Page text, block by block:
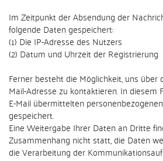
Im Zeitpunkt der Absendung der
folgende Daten gespeichert:
(1) Die IP-Adresse des Nutzers
(2) Datum und Uhrzeit der Registrierung
Ferner besteht die Möglichkeit, uns über
Mail-Adresse zu kontaktieren. In diesem
E-Mail übermittelten
gespeichert.
Eine Weitergabe Ihrer Daten an Dritte
Zusammenhang nicht statt, die Daten
die Verarbeitung der